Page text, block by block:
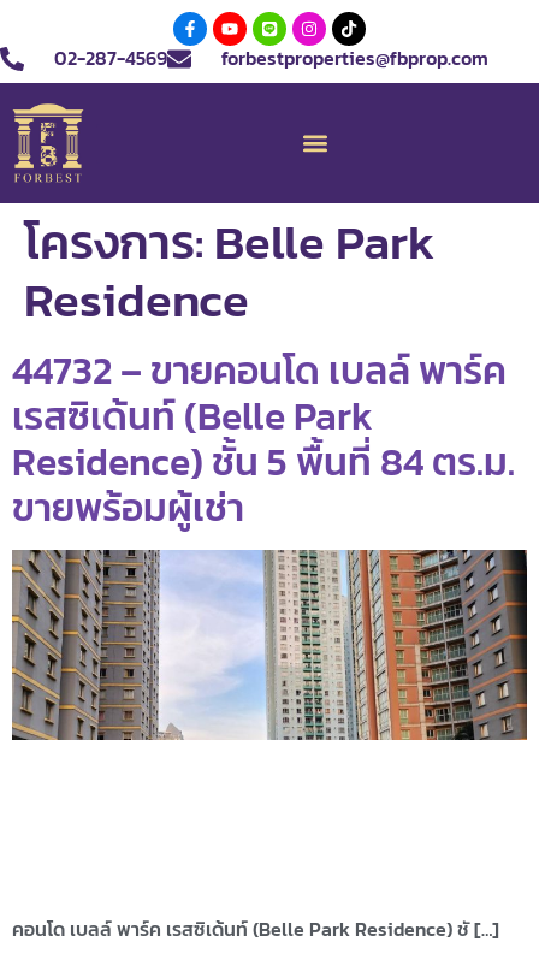
02-287-4569 forbestproperties@fbprop.com
โครงการ: Belle Park
Residence
44732 – ขายคอนโด เบลล์ พาร์ค
เรสซิเด้นท์ (Belle Park
Residence) ชั้น 5 พื้นที่ 84 ตร.ม.
ขายพร้อมผู้เช่า
คอนโด เบลล์ พาร์ค เรสซิเด้นท์ (Belle Park Residence) ชั […]